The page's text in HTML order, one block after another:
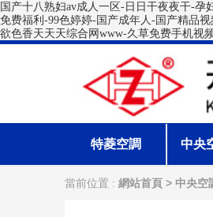
国产十八熟妇av成人一区-日日干夜夜干-
免费福利-99色婷婷-国产成年人-国产精品
欲色香天天天综合网www-久草免费手机视
特菱空調 中央
當前位置 : 網站首頁 > 中央空